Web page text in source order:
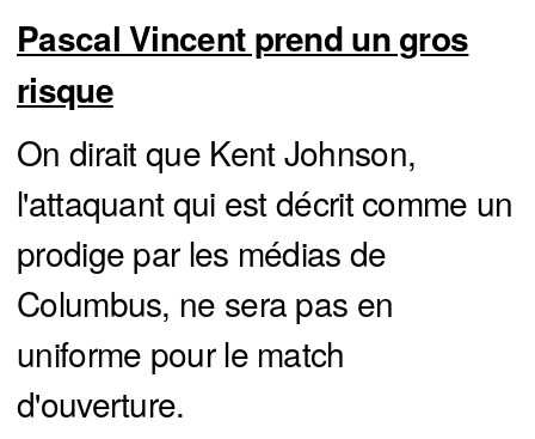
Pascal Vincent prend un gros
risque
On dirait que Kent Johnson,
l'attaquant qui est décrit comme un
prodige par les médias de
Columbus, ne sera pas en
uniforme pour le match
d'ouverture.